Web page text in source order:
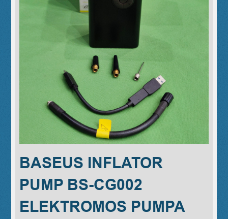
BASEUS INFLATOR
PUMP BS-CG002
ELEKTROMOS PUMPA